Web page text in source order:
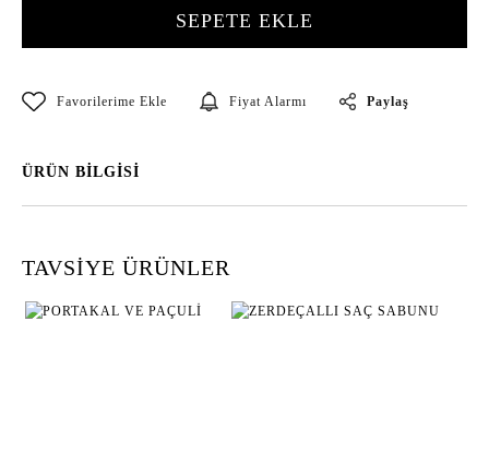
SEPETE EKLE
Fiyat Alarmı Paylaş
ÜRÜN BİLGİSİ
TAVSİYE ÜRÜNLER